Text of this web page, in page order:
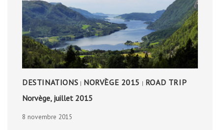
DESTINATIONS | NORVÈGE 2015 | ROAD TRIP
Norvège, juillet 2015
8 novembre 2015